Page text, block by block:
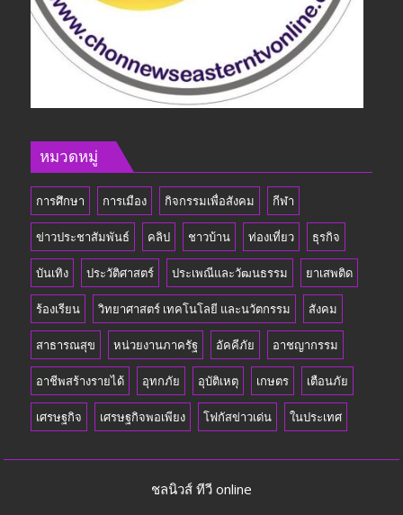
หมวดหมู่
การศึกษา การเมือง กิจกรรมเพื่อสังคม กีฬา
ข่าวประชาสัมพันธ์ คลิป ชาวบ้าน ท่องเที่ยว ธุรกิจ
บันเทิง ประวัติศาสตร์ ประเพณีและวัฒนธรรม ยาเสพติด
ร้องเรียน วิทยาศาสตร์ เทคโนโลยี และนวัตกรรม สังคม
สาธารณสุข หน่วยงานภาครัฐ อัคคีภัย อาชญากรรม
อาชีพสร้างรายได้ อุทกภัย อุบัติเหตุ เกษตร เตือนภัย
เศรษฐกิจ เศรษฐกิจพอเพียง โฟกัสข่าวเด่น ในประเทศ
ชลนิวส์ ทีวี online